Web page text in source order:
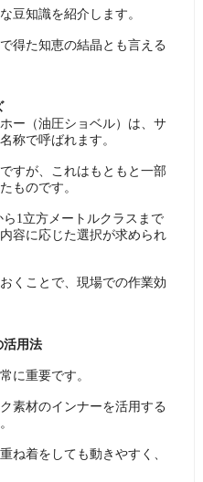
豆知識を紹介します。
得た知恵の結晶とも言える
ー（油圧ショベル）は、サ
称で呼ばれます。
すが、これはもともと一部
ものです。
1立方メートルクラスまで
容に応じた選択が求められ
くことで、現場での作業効
活用法
に重要です。
素材のインナーを活用する
ね着をしても動きやすく、